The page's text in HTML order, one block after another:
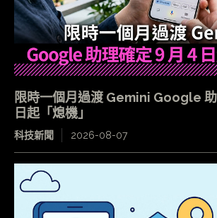
限時一個月過渡 Gemini Google
日起「熄機」
科技新聞 2026-08-07